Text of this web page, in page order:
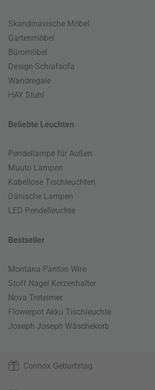
Skandinavische Möbel
Gartenmöbel
Büromöbel
Design-Schlafsofa
Wandregale
HAY Stuhl
Beliebte Leuchten
Pendellampe für Außen
Muuto Lampen
Kabellose Tischleuchten
Dänische Lampen
LED Pendelleuchte
Bestseller
Montana Panton Wire
Stoff Nagel Kerzenhalter
Nova Treteimer
Flowerpot Akku Tischleuchte
Joseph Joseph Wäschekorb
Connox Geburtstag